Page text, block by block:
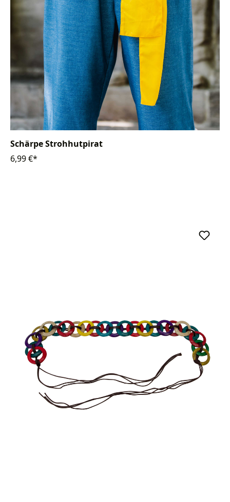
Schärpe Strohhutpirat
6,99 €*